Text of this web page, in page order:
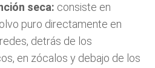
seca: consiste en
puro directamente en
detrás de los
en zócalos y debajo de los